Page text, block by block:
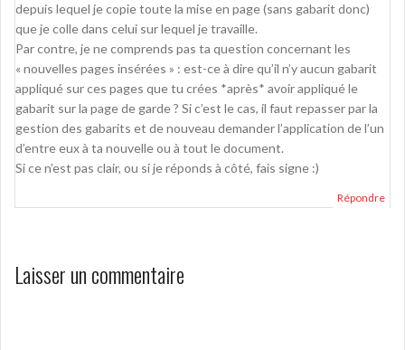
depuis lequel je copie toute la mise en page (sans gabarit donc)
que je colle dans celui sur lequel je travaille.
Par contre, je ne comprends pas ta question concernant les
« nouvelles pages insérées » : est-ce à dire qu’il n’y aucun gabarit
appliqué sur ces pages que tu crées *après* avoir appliqué le
gabarit sur la page de garde ? Si c’est le cas, il faut repasser par la
gestion des gabarits et de nouveau demander l’application de l’un
d’entre eux à ta nouvelle ou à tout le document.
Si ce n’est pas clair, ou si je réponds à côté, fais signe :)
Répondre
Laisser un commentaire